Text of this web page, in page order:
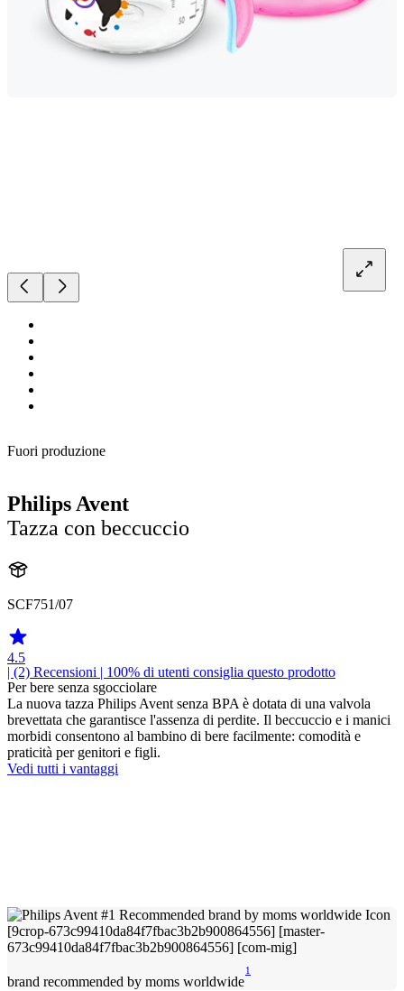
Fuori produzione
Philips Avent
Tazza con beccuccio
SCF751/07
4.5
| (2) Recensioni | 100% di utenti consiglia questo prodotto
Per bere senza sgocciolare
La nuova tazza Philips Avent senza BPA è dotata di una valvola
brevettata che garantisce l'assenza di perdite. Il beccuccio e i manici
morbidi consentono al bambino di bere facilmente: comodità e
praticità per genitori e figli.
Vedi tutti i vantaggi
brand recommended by moms worldwide
1